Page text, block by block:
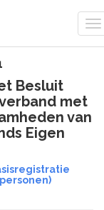
Besluit
met
van
Eigen